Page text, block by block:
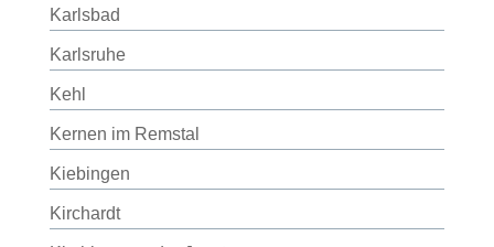
Karlsbad
Karlsruhe
Kehl
Kernen im Remstal
Kiebingen
Kirchardt